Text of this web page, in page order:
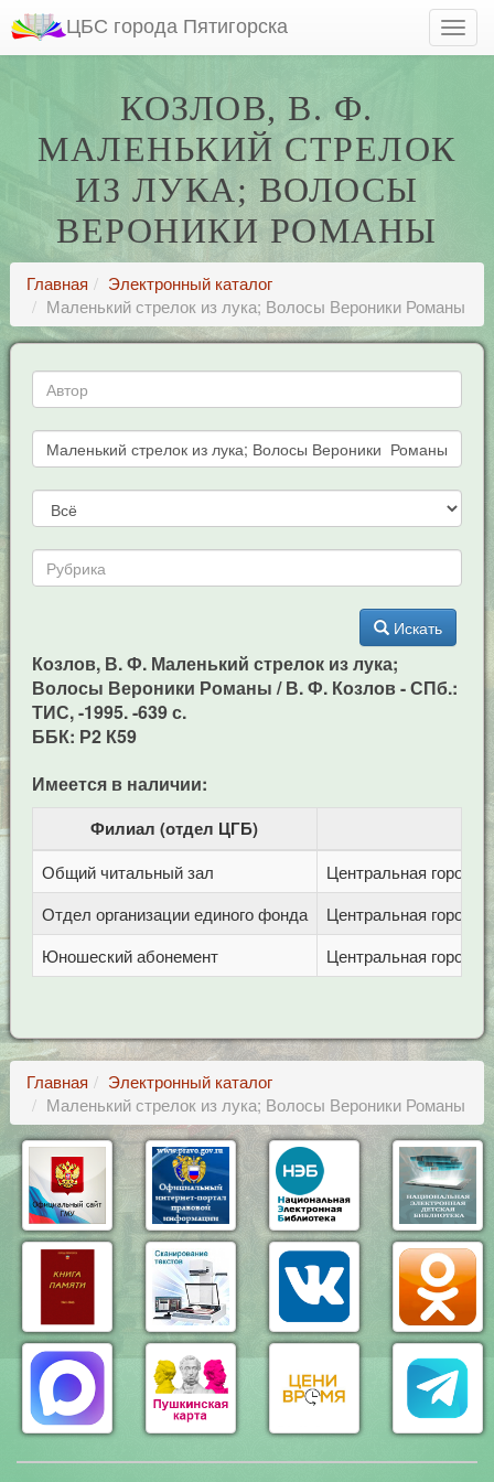
ЦБС города Пятигорска
КОЗЛОВ, В. Ф.
МАЛЕНЬКИЙ СТРЕЛОК
ИЗ ЛУКА; ВОЛОСЫ
ВЕРОНИКИ РОМАНЫ
Главная
Электронный каталог
Маленький стрелок из лука; Волосы Вероники Романы
Искать
Козлов, В. Ф. Маленький стрелок из лука;
Волосы Вероники Романы / В. Ф. Козлов - СПб.:
ТИС, -1995. -639 с.
ББК: Р2 К59
Имеется в наличии:
Филиал (отдел ЦГБ)
Общий читальный зал
Центральная
Отдел организации единого фонда
Центральная
Юношеский абонемент
Центральная
Главная
Электронный каталог
Маленький стрелок из лука; Волосы Вероники Романы